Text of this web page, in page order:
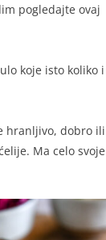
pogledajte ovaj
koje isto koliko i
hranljivo, dobro ili
Ma celo svoje